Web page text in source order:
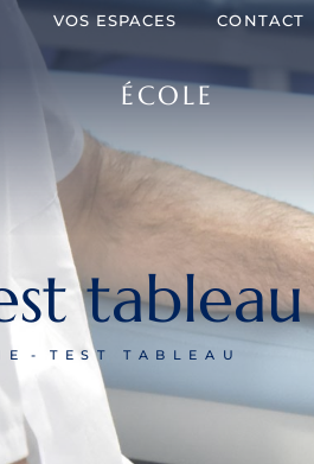
VOS ESPACES CONTACT
ÉCOLE
tableau
TEST TABLEAU